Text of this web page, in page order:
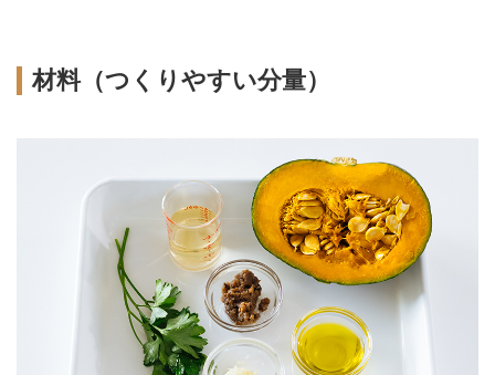
材料（つくりやすい分量）